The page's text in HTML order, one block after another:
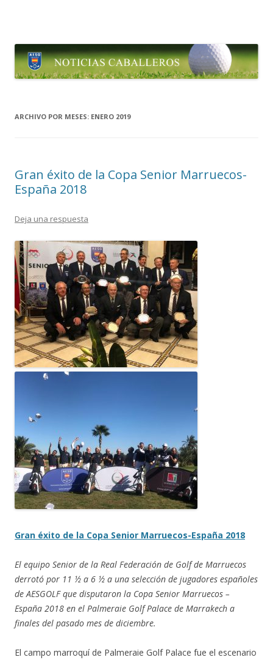
ARCHIVO POR MESES: ENERO 2019
Gran éxito de la Copa Senior Marruecos-
España 2018
Deja una respuesta
Gran éxito de la Copa Senior Marruecos-España 2018
El equipo Senior de la Real Federación de Golf de Marruecos
derrotó por 11 ½ a 6 ½ a una selección de jugadores españoles
de AESGOLF que disputaron la Copa Senior Marruecos –
España 2018 en el Palmeraie Golf Palace de Marrakech a
finales del pasado mes de diciembre.
El campo marroquí de Palmeraie Golf Palace fue el escenario